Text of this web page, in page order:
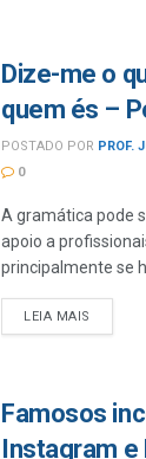
Dize-me o
quem és –
POSTADO POR PROF.
0
A gramática pode
apoio a
principalmente se
LEIA MAIS
Famosos
Instagram e